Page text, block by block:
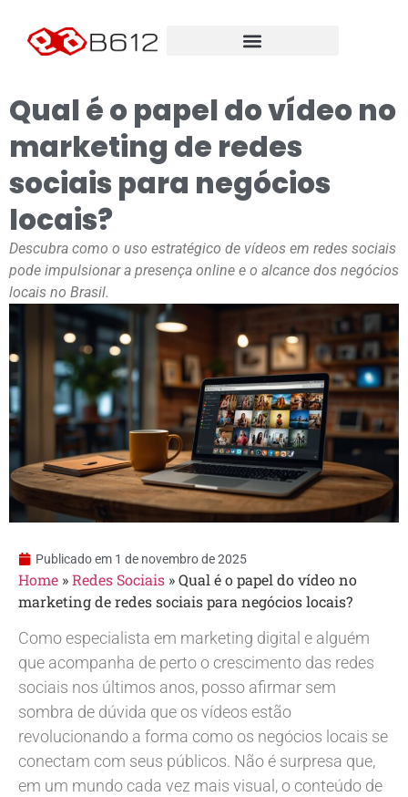
Qual é o papel do vídeo no
marketing de redes
sociais para negócios
locais?
Descubra como o uso estratégico de vídeos em redes sociais
pode impulsionar a presença online e o alcance dos negócios
locais no Brasil.
Publicado em 1 de novembro de 2025
Home »Redes Sociais »Qual é o papel do vídeo no
marketing de redes sociais para negócios locais?
Como especialista em marketing digital e alguém
que acompanha de perto o crescimento das redes
sociais nos últimos anos, posso afirmar sem
sombra de dúvida que os vídeos estão
revolucionando a forma como os negócios locais se
conectam com seus públicos. Não é surpresa que,
em um mundo cada vez mais visual, o conteúdo de